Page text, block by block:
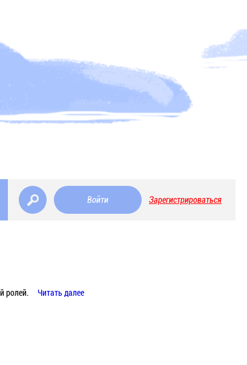
Войти Зарегистрироваться
ролей. Читать далее